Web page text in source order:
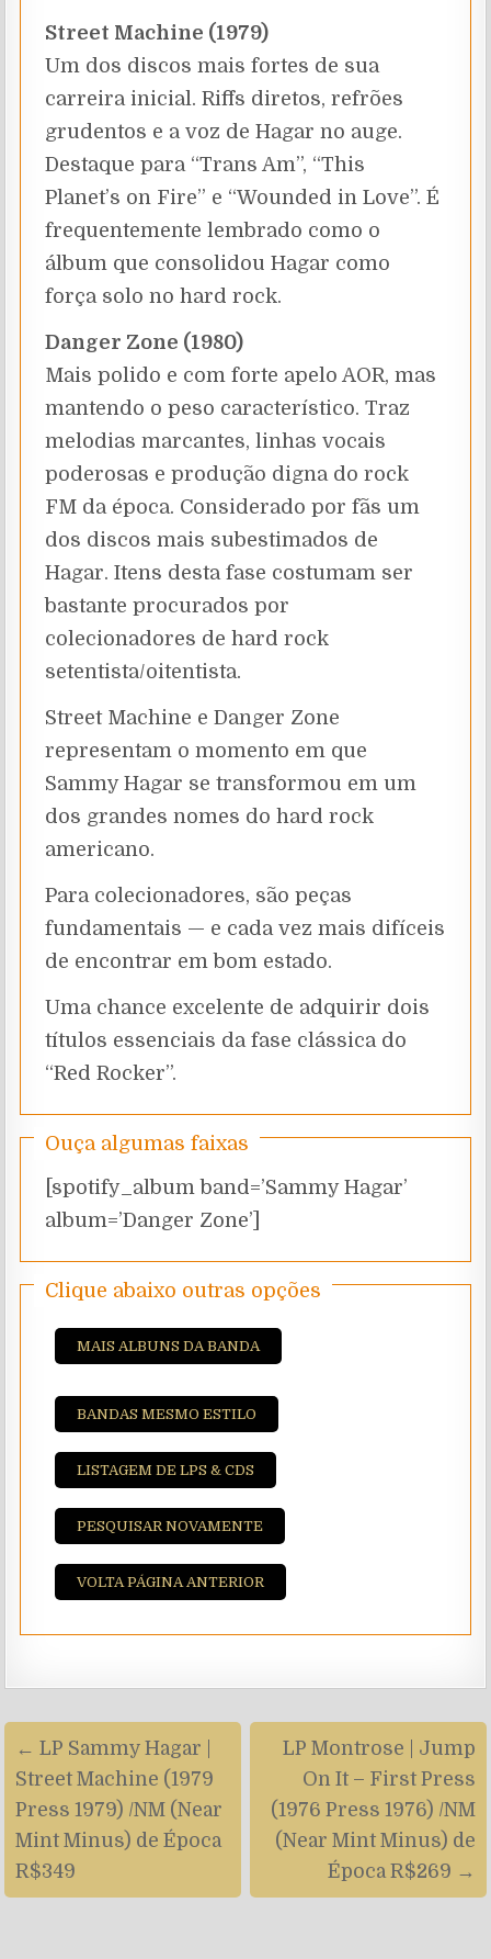
Street Machine (1979)
Um dos discos mais fortes de sua
carreira inicial. Riffs diretos, refrões
grudentos e a voz de Hagar no auge.
Destaque para “Trans Am”, “This
Planet’s on Fire” e “Wounded in Love”. É
frequentemente lembrado como o
álbum que consolidou Hagar como
força solo no hard rock.
Danger Zone (1980)
Mais polido e com forte apelo AOR, mas
mantendo o peso característico. Traz
melodias marcantes, linhas vocais
poderosas e produção digna do rock
FM da época. Considerado por fãs um
dos discos mais subestimados de
Hagar. Itens desta fase costumam ser
bastante procurados por
colecionadores de hard rock
setentista/oitentista.
Street Machine e Danger Zone
representam o momento em que
Sammy Hagar se transformou em um
dos grandes nomes do hard rock
americano.
Para colecionadores, são peças
fundamentais — e cada vez mais difíceis
de encontrar em bom estado.
Uma chance excelente de adquirir dois
títulos essenciais da fase clássica do
“Red Rocker”.
Ouça algumas faixas
[spotify_album band=’Sammy Hagar’
album=’Danger Zone’]
Clique abaixo outras opções
MAIS ALBUNS DA BANDA
BANDAS MESMO ESTILO
LISTAGEM DE LPS & CDS
PESQUISAR NOVAMENTE
VOLTA PÁGINA ANTERIOR
Navegação
de
artigos
LP Montrose | Jump
On It – First Press
(1976 Press 1976) /NM
(Near Mint Minus) de
Época R$269 →
← LP Sammy Hagar |
Street Machine (1979
Press 1979) /NM (Near
Mint Minus) de Época
R$349